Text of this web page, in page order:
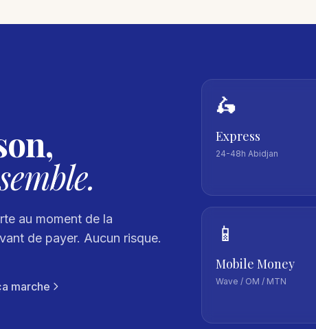
au moment de la
de payer. Aucun risque.
marche
🛵
Express
24-48h Abidjan
📱
Mobile Money
Wave / OM / MTN